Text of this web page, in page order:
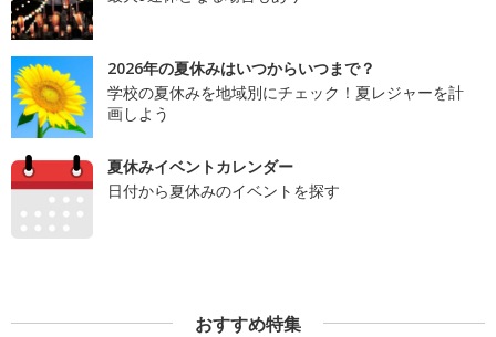
2026年の夏休みはいつからいつまで？
学校の夏休みを地域別にチェック！夏レジャーを計
画しよう
夏休みイベントカレンダー
日付から夏休みのイベントを探す
おすすめ特集